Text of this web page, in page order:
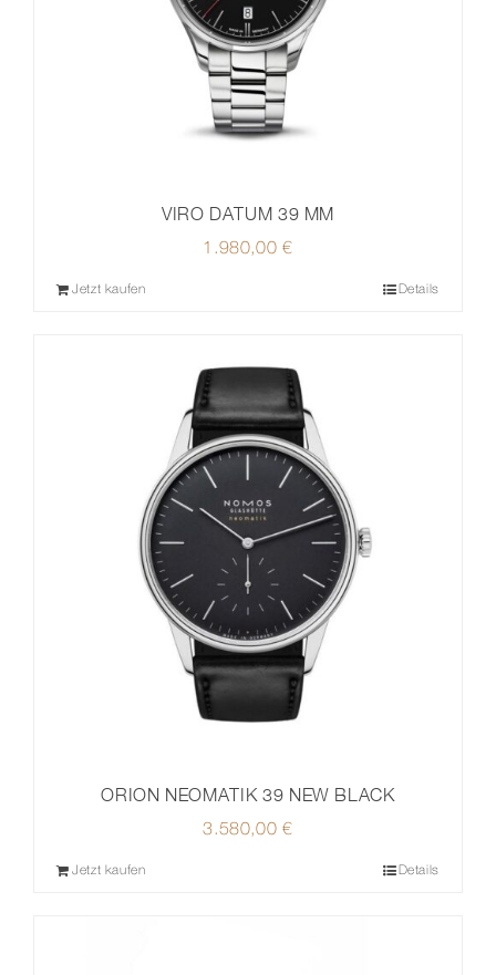
VIRO DATUM 39 MM
1.980,00€
Jetzt kaufen Details
ORION NEOMATIK 39 NEW BLACK
3.580,00€
Jetzt kaufen Details